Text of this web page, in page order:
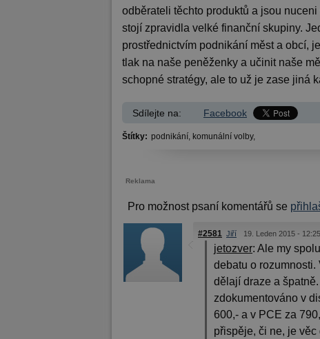
odběrateli těchto produktů a jsou
stojí zpravidla velké finanční skupiny.
prostřednictvím podnikání měst a obcí,
tlak na naše peněženky a učinit naše
schopné stratégy, ale to už je zase jiná
Sdílejte na: Facebook
Štítky: podnikání, komunální volby,
Reklama
Pro možnost psaní komentářů se
#2581 Jiří 19. Leden 2015 - 12:25
jetozver: Ale my
debatu o rozumnosti.
dělají draze a
zdokumentováno v
600,- a v PCE za
přispěje, či ne, je